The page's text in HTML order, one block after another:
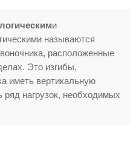
и
называются
расположенные
Это изгибы,
иметь вертикальную
нагрузок, необходимых